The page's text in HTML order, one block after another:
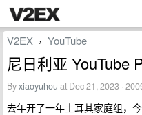
V2EX › YouTube
尼日利亚 YouTube
Byxiaoyuhou at Dec 21, 2023 ·
去年开了一年土耳其家庭组，